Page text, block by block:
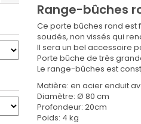
Range-bûches
Ce porte bûches rond est
soudés, non vissés qui
Il sera un bel accessoire
Porte bûche de très
Le range-bûches est
Matière: en acier enduit
Diamètre: Ø 80 cm
Profondeur: 20cm
Poids: 4 kg